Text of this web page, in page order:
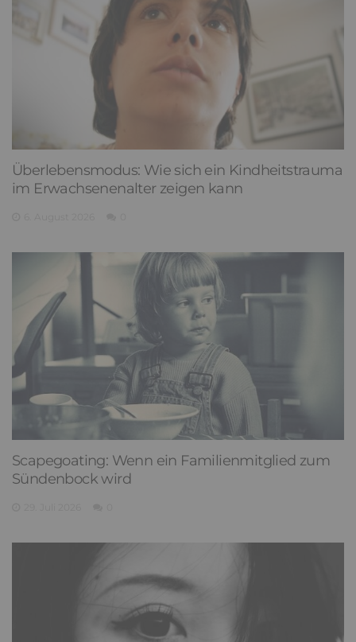
Überlebensmodus: Wie sich ein Kindheitstrauma
im Erwachsenenalter zeigen kann
Scapegoating: Wenn ein Familienmitglied zum
Sündenbock wird